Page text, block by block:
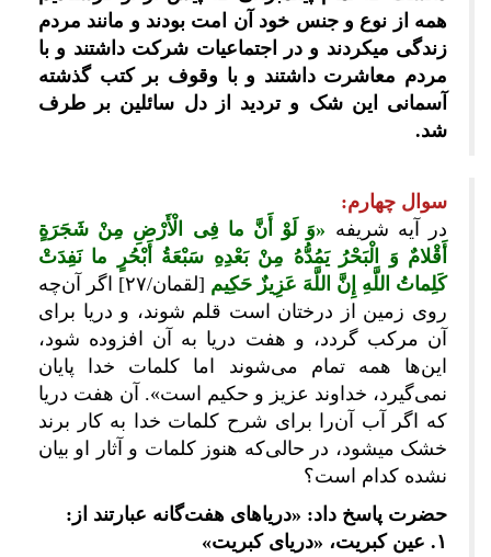
همه از نوع و جنس خود آن امت بودند و مانند مردم
زندگی می‎کردند و در اجتماعیات شرکت داشتند و با
مردم معاشرت داشتند و با وقوف بر کتب گذشته
آسمانی این شک و تردید از دل سائلین بر طرف
سوال چهارم:
در آیه شریفه «وَ لَوْ أَنَّ ما فِی الْأَرْضِ مِنْ شَجَرَةٍ
أَقْلامٌ وَ الْبَحْرُ یَمُدُّهُ مِنْ بَعْدِهِ سَبْعَةُ أَبْحُرٍ ما نَفِدَتْ
کَلِماتُ اللَّهِ إِنَّ اللَّهَ عَزِیزٌ حَکِیم
[لقمان/۲۷] اگر آن‌چه
روی زمین از درختان است قلم شوند، و دریا برای
آن مرکب گردد، و هفت دریا به آن افزوده شود،
این‌ها همه تمام می‏‌شوند اما کلمات خدا پایان
نمی‏‌گیرد، خداوند عزیز و حکیم است». آن هفت دریا
که اگر آب آن‌را برای شرح کلمات خدا به کار برند
خشک می‎شود، در حالی‌که هنوز کلمات و آثار او بیان
نشده کدام است؟
حضرت پاسخ داد: «دریاهای هفت‌گانه عبارتند از:
۱. عین کبریت، «دریای کبریت»